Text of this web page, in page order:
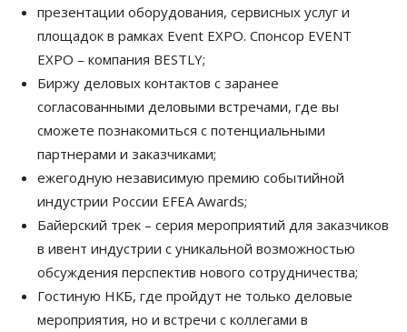
презентации оборудования, сервисных услуг и
площадок в рамках Event EXPO. Спонсор EVENT
EXPO – компания BESTLY;
Биржу деловых контактов с заранее
согласованными деловыми встречами, где вы
сможете познакомиться с потенциальными
партнерами и заказчиками;
ежегодную независимую премию событийной
индустрии России EFEA Awards;
Байерский трек – серия мероприятий для заказчиков
в ивент индустрии с уникальной возможностью
обсуждения перспектив нового сотрудничества;
Гостиную НКБ, где пройдут не только деловые
мероприятия, но и встречи с коллегами в